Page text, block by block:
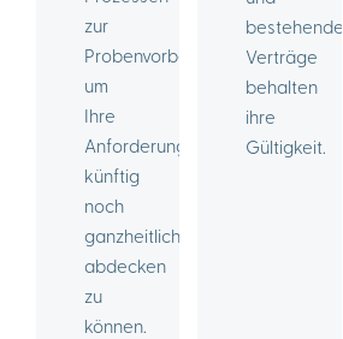
zur
Probenvorbereitung,
um
Ihre
Anforderungen
künftig
noch
ganzheitlicher
abdecken
zu
können.
bestehende
Verträge
behalten
ihre
Gültigkeit.